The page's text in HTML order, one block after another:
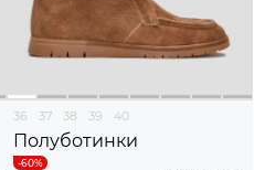
36 37 38 39 40
Полуботинки